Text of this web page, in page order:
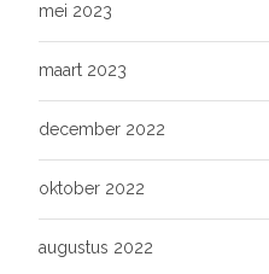
mei 2023
maart 2023
december 2022
oktober 2022
augustus 2022